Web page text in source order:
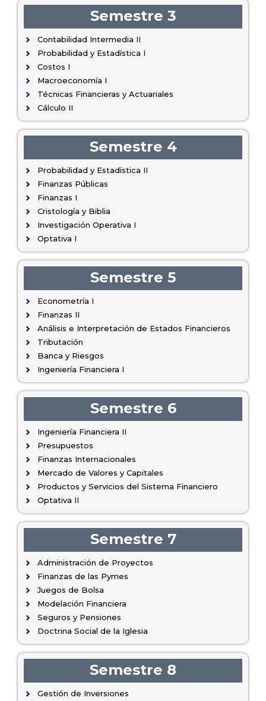
Semestre 3
Contabilidad Intermedia II
Probabilidad y Estadística I
Costos I
Macroeconomía I
Técnicas Financieras y Actuariales
Cálculo II
Semestre 4
Probabilidad y Estadística II
Finanzas Públicas
Finanzas I
Cristología y Biblia
Investigación Operativa I
Optativa I
Semestre 5
Econometría I
Finanzas II
Análisis e Interpretación de Estados Financieros
Tributación
Banca y Riesgos
Ingeniería Financiera I
Semestre 6
Ingeniería Financiera II
Presupuestos
Finanzas Internacionales
Mercado de Valores y Capitales
Productos y Servicios del Sistema Financiero
Optativa II
Semestre 7
Administración de Proyectos
Finanzas de las Pymes
Juegos de Bolsa
Modelación Financiera
Seguros y Pensiones
Doctrina Social de la Iglesia
Semestre 8
Gestión de Inversiones